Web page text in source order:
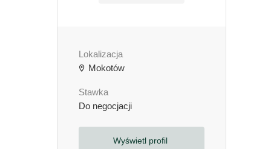
Lokalizacja
Mokotów
Stawka
Do negocjacji
Wyświetl profil